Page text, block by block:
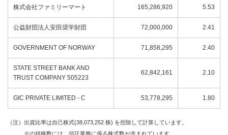
株式会社ファミリーマート 165,286,920 5.53
公益財団法人安田奨学財団 72,000,000 2.41
GOVERNMENT OF NORWAY 71,858,295 2.40
STATE STREET BANK AND
TRUST COMPANY 505223
62,842,161 2.10
GIC PRIVATE LIMITED - C 53,778,295 1.80
（注）出資比率は自己株式(38,073,252 株) を控除して計算しています。
※の持株数には、信託業務に係る株式数が含まれています。